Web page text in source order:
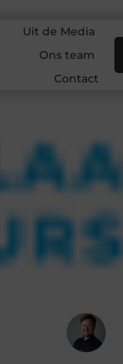
Uit de Media
Ons team
Contact